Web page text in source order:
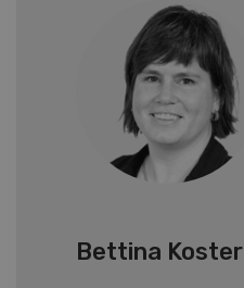
Bettina Koster